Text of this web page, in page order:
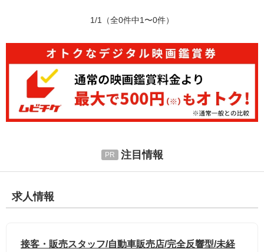
1/1 （全0件中1〜0件）
注目情報
求人情報
接客・販売スタッフ/自動車販売店/完全反響型/未経